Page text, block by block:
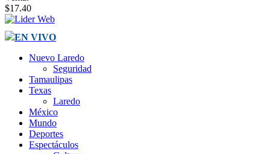
$17.40
EN VIVO
Nuevo Laredo
Seguridad
Tamaulipas
Texas
Laredo
México
Mundo
Deportes
Espectáculos